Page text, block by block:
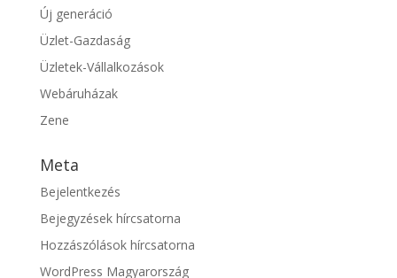
Új generáció
Üzlet-Gazdaság
Üzletek-Vállalkozások
Webáruházak
Zene
Meta
Bejelentkezés
Bejegyzések hírcsatorna
Hozzászólások hírcsatorna
WordPress Magyarország